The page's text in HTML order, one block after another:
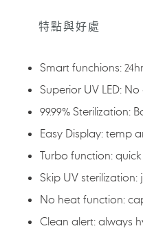
入
購
車
特點與好處
Smart funchions:
Superior UV LED:
99.99% Sterilization:
Easy Display: temp
Turbo function: quick
Skip UV
No heat function:
Clean alert: always